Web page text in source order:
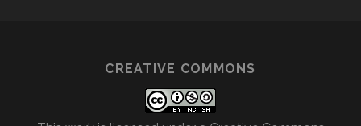
CREATIVE COMMONS